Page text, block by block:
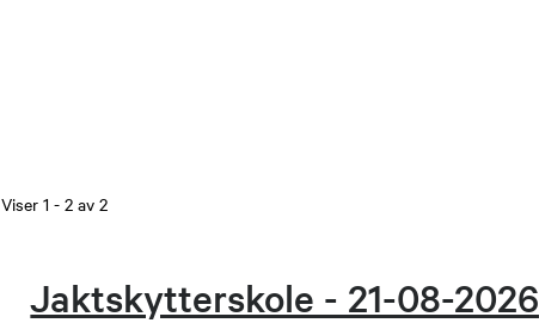
Viser1- 2av2
Jaktskytterskole - 21-08-2026